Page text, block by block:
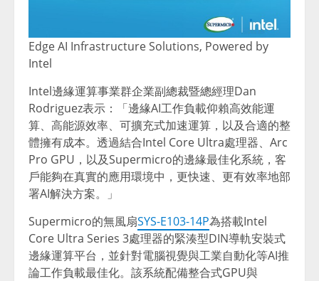
Edge AI Infrastructure Solutions, Powered by
Intel
Intel邊緣運算事業群企業副總裁暨總經理Dan
Rodriguez表示：「邊緣AI工作負載仰賴高效能運
算、高能源效率、可擴充式加速運算，以及合適的整
體擁有成本。透過結合Intel Core Ultra處理器、Arc
Pro GPU，以及Supermicro的邊緣最佳化系統，客
戶能夠在真實的應用環境中，更快速、更有效率地部
署AI解決方案。」
Supermicro的無風扇SYS-E103-14P為搭載Intel
Core Ultra Series 3處理器的緊湊型DIN導軌安裝式
邊緣運算平台，並針對電腦視覺與工業自動化等AI推
論工作負載最佳化。該系統配備整合式GPU與